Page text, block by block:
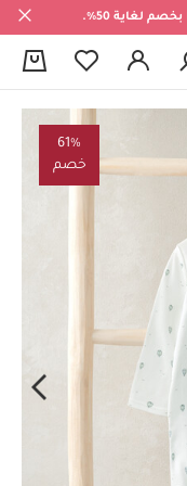
لغاية 50%.
61%
خصم